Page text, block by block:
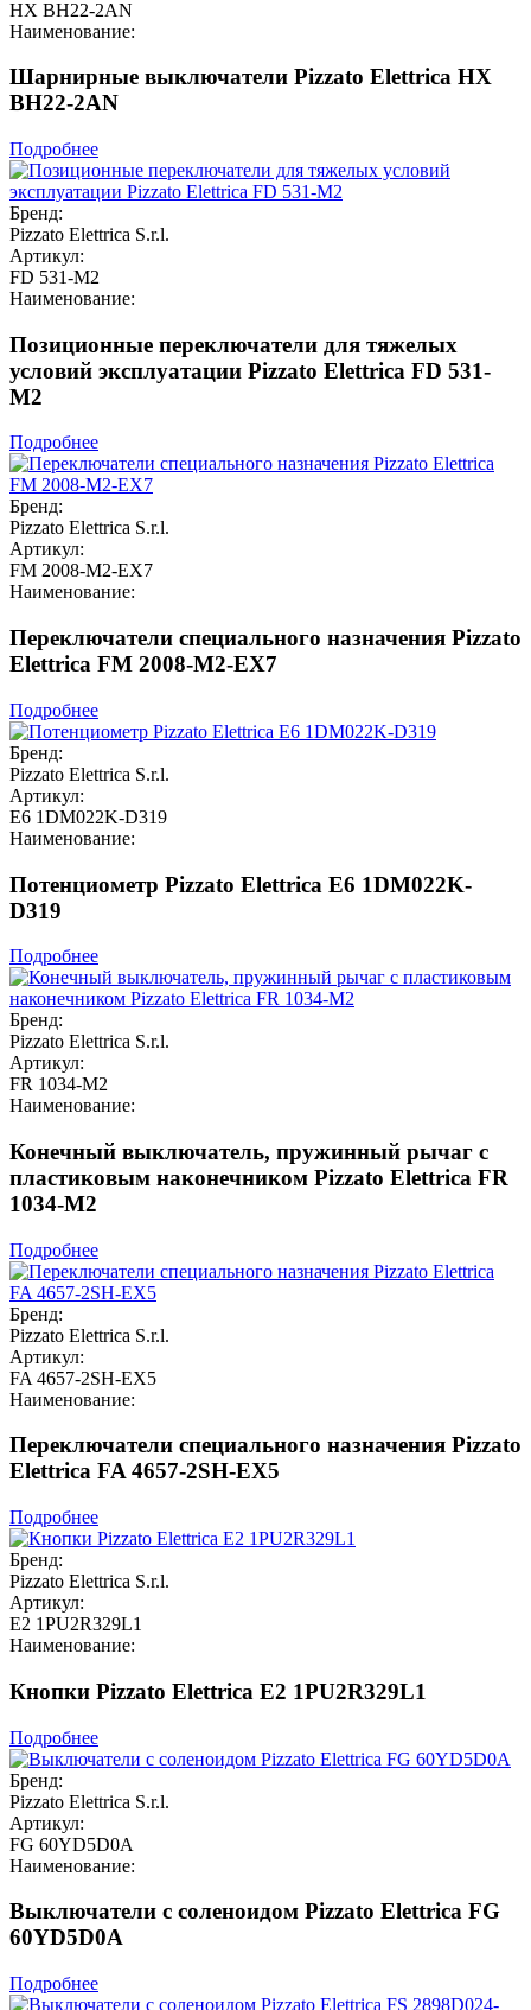
HX BH22-2AN
Наименование:
Шарнирные выключатели Pizzato Elettrica HX
BH22-2AN
Подробнее
Бренд:
Pizzato Elettrica S.r.l.
Артикул:
FD 531-M2
Наименование:
Позиционные переключатели для тяжелых
условий эксплуатации Pizzato Elettrica FD 531-
M2
Подробнее
Бренд:
Pizzato Elettrica S.r.l.
Артикул:
FM 2008-M2-EX7
Наименование:
Переключатели специального назначения Pizzato
Elettrica FM 2008-M2-EX7
Подробнее
Бренд:
Pizzato Elettrica S.r.l.
Артикул:
E6 1DM022K-D319
Наименование:
Потенциометр Pizzato Elettrica E6 1DM022K-
D319
Подробнее
Бренд:
Pizzato Elettrica S.r.l.
Артикул:
FR 1034-M2
Наименование:
Конечный выключатель, пружинный рычаг с
пластиковым наконечником Pizzato Elettrica FR
1034-M2
Подробнее
Бренд:
Pizzato Elettrica S.r.l.
Артикул:
FA 4657-2SH-EX5
Наименование:
Переключатели специального назначения Pizzato
Elettrica FA 4657-2SH-EX5
Подробнее
Бренд:
Pizzato Elettrica S.r.l.
Артикул:
E2 1PU2R329L1
Наименование:
Кнопки Pizzato Elettrica E2 1PU2R329L1
Подробнее
Бренд:
Pizzato Elettrica S.r.l.
Артикул:
FG 60YD5D0A
Наименование:
Выключатели с соленоидом Pizzato Elettrica FG
60YD5D0A
Подробнее